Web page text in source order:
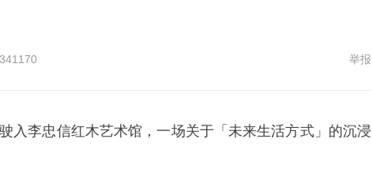
341170 举报
入李忠信红木艺术馆，一场关于「未来生活方式」的沉浸